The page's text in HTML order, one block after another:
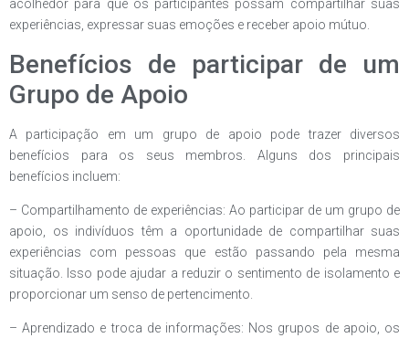
acolhedor para que os participantes possam compartilhar suas
experiências, expressar suas emoções e receber apoio mútuo.
Benefícios de participar de um
Grupo de Apoio
A participação em um grupo de apoio pode trazer diversos
benefícios para os seus membros. Alguns dos principais
benefícios incluem:
– Compartilhamento de experiências: Ao participar de um grupo de
apoio, os indivíduos têm a oportunidade de compartilhar suas
experiências com pessoas que estão passando pela mesma
situação. Isso pode ajudar a reduzir o sentimento de isolamento e
proporcionar um senso de pertencimento.
– Aprendizado e troca de informações: Nos grupos de apoio, os